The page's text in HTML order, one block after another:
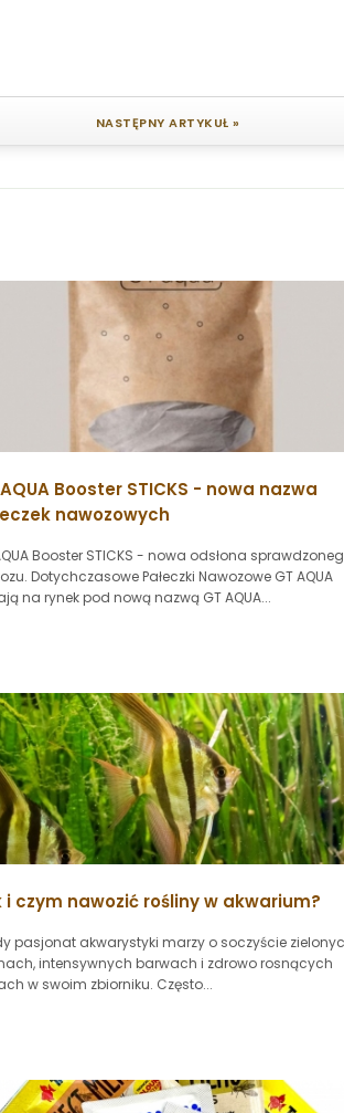
NASTĘPNY ARTYKUŁ »
Booster STICKS - nowa nazwa
nawozowych
Booster STICKS - nowa odsłona
Dotychczasowe Pałeczki Nawozowe GT AQUA
na rynek pod nową nazwą GT AQUA...
i czym nawozić rośliny w akwarium?
pasjonat akwarystyki marzy o soczyście
intensywnych barwach i zdrowo rosnących
w swoim zbiorniku. Często...